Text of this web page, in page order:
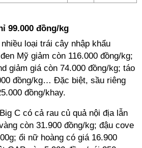
99.000 đồng/kg
loại trái cây nhập khẩu
Mỹ giảm còn 116.000 đồng/kg;
giảm giá còn 74.000 đồng/kg; táo
đồng/kg… Đặc biệt, sầu riêng
đồng/khay.
C có cả rau củ quả nội địa lẫn
còn 31.900 đồng/kg; đậu cove
ổi nữ hoàng có giá 16.900